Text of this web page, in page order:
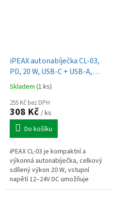
iPEAX autonabíječka CL-03,
PD, 20 W, USB-C + USB-A,
černá
Skladem (1 ks)
255 Kč bez DPH
308 Kč / ks
Do košíku
iPEAX CL-03 je kompaktní a
výkonná autonabíječka, celkový
sdílený výkon 20 W, vstupní
napětí 12–24V DC umožňuje
použití jak v osobních autech,